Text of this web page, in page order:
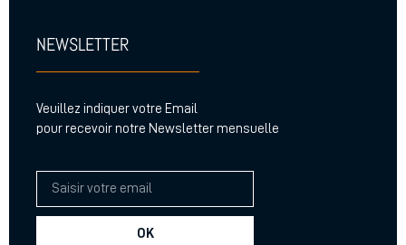
NEWSLETTER
Veuillez indiquer votre Email
pour recevoir notre Newsletter mensuelle
OK